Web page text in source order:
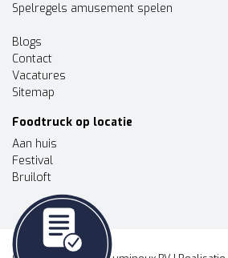
Spelregels amusement spelen
Blogs
Contact
Vacatures
Sitemap
Foodtruck op locatie
Aan huis
Festival
Bruiloft